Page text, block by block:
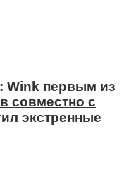
Wink первым из
совместно с
экстренные